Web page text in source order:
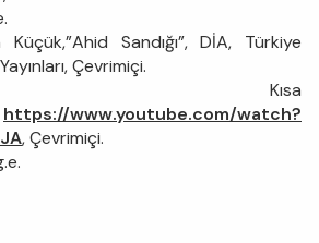
Sandığı”, DİA, Türkiye
Çevrimiçi.
Kısa
https://www.youtube.com/watch?
, Çevrimiçi.